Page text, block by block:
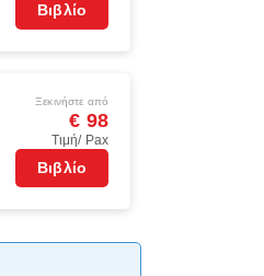
Βιβλίο
Ξεκινήστε από
€ 98
Τιμή/ Pax
Βιβλίο